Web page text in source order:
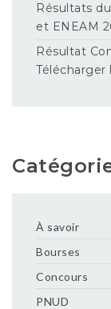
Résultats
et ENEAM
Résultat
Télécharger
À savoir
Bourses
Concours
PNUD